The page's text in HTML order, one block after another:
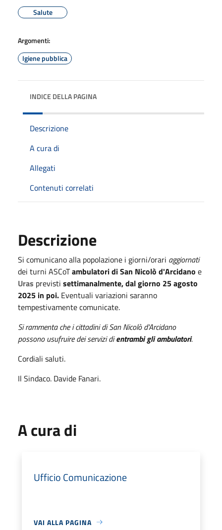
Salute
Argomenti:
Igiene pubblica
INDICE DELLA PAGINA
Descrizione
A cura di
Allegati
Contenuti correlati
Descrizione
Si comunicano alla popolazione i giorni/orari aggiornati
dei turni ASCoTambulatori di San Nicolò d'Arcidano e
Uras previsti settimanalmente, dal giorno 25 agosto
2025 in poi. Eventuali variazioni saranno
tempestivamente comunicate.
Si rammenta che i cittadini di San Nicolò d'Arcidano
possono usufruire dei servizi dientrambi gli ambulatori.
Cordiali saluti.
Il Sindaco. Davide Fanari.
A cura di
Ufficio Comunicazione
VAI ALLA PAGINA